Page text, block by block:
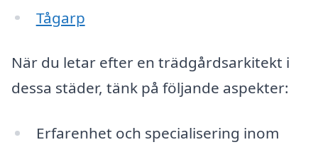
Tågarp
När du letar efter en trädgårdsarkitekt i
dessa städer, tänk på följande aspekter:
Erfarenhet och specialisering inom